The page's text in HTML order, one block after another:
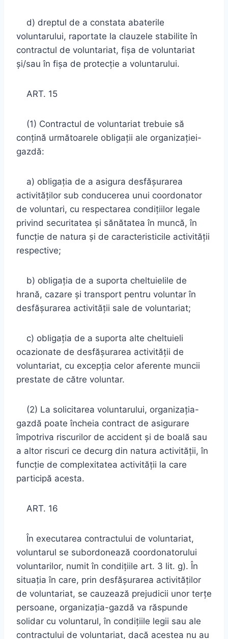
d) dreptul de a constata abaterile
voluntarului, raportate la clauzele stabilite în
contractul de voluntariat, fişa de voluntariat
şi/sau în fişa de protecţie a voluntarului.
ART. 15
(1) Contractul de voluntariat trebuie să
conţină următoarele obligaţii ale organizaţiei-
gazdă:
a) obligaţia de a asigura desfăşurarea
activităţilor sub conducerea unui coordonator
de voluntari, cu respectarea condiţiilor legale
privind securitatea şi sănătatea în muncă, în
funcţie de natura şi de caracteristicile activităţii
respective;
b) obligaţia de a suporta cheltuielile de
hrană, cazare şi transport pentru voluntar în
desfăşurarea activităţii sale de voluntariat;
c) obligaţia de a suporta alte cheltuieli
ocazionate de desfăşurarea activităţii de
voluntariat, cu excepţia celor aferente muncii
prestate de către voluntar.
(2) La solicitarea voluntarului, organizaţia-
gazdă poate încheia contract de asigurare
împotriva riscurilor de accident şi de boală sau
a altor riscuri ce decurg din natura activităţii, în
funcţie de complexitatea activităţii la care
participă acesta.
ART. 16
În executarea contractului de voluntariat,
voluntarul se subordonează coordonatorului
voluntarilor, numit în condiţiile art. 3 lit. g). În
situaţia în care, prin desfăşurarea activităţilor
de voluntariat, se cauzează prejudicii unor terţe
persoane, organizaţia-gazdă va răspunde
solidar cu voluntarul, în condiţiile legii sau ale
contractului de voluntariat, dacă acestea nu au